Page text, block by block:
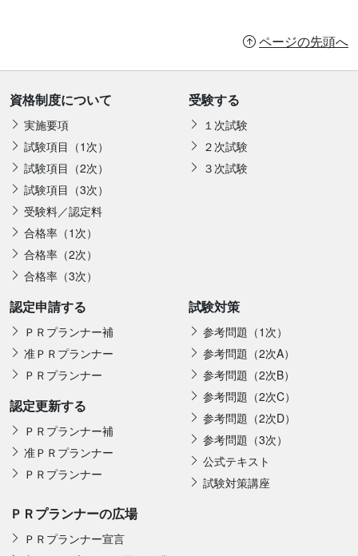
ページの先頭へ
資格制度について
実施要項
試験項目（1次）
試験項目（2次）
試験項目（3次）
受験料／認定料
合格率（1次）
合格率（2次）
合格率（3次）
受験する
１次試験
２次試験
３次試験
認定申請する
ＰＲプランナー補
准ＰＲプランナー
ＰＲプランナー
認定更新する
ＰＲプランナー補
准ＰＲプランナー
ＰＲプランナー
試験対策
参考問題（1次）
参考問題（2次A）
参考問題（2次B）
参考問題（2次C）
参考問題（2次D）
参考問題（3次）
公式テキスト
試験対策講座
ＰＲプランナーの広場
ＰＲプランナー宣言